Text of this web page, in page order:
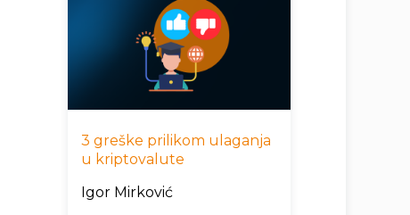
3 greške prilikom ulaganja
u kriptovalute
Igor Mirković